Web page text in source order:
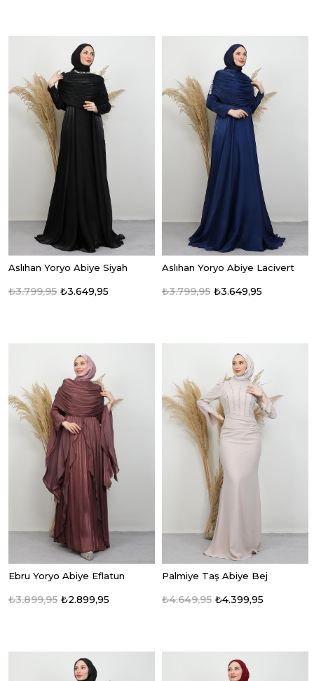
Aslıhan Yoryo Abiye Siyah
₺3.649,95
₺3.799,95
Aslıhan Yoryo Abiye Lacivert
₺3.649,95
₺3.799,95
Ebru Yoryo Abiye Eflatun
₺2.899,95
₺3.899,95
Palmiye Taş Abiye Bej
₺4.399,95
₺4.649,95